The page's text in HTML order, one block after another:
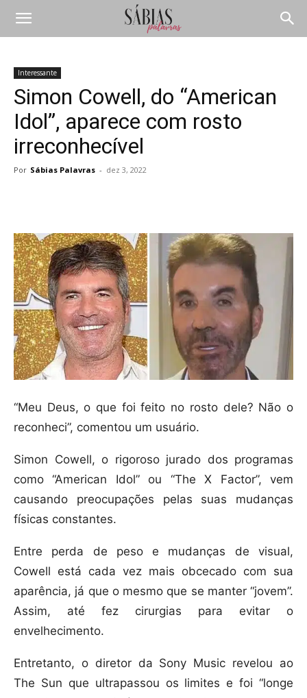
Interessante
Simon Cowell, do “American
Idol”, aparece com rosto
irreconhecível
Por Sábias Palavras - dez 3, 2022
“Meu Deus, o que foi feito no rosto dele? Não o
reconheci”, comentou um usuário.
Simon Cowell, o rigoroso jurado dos programas
como “American Idol” ou “The X Factor”, vem
causando preocupações pelas suas mudanças
físicas constantes.
Entre perda de peso e mudanças de visual,
Cowell está cada vez mais obcecado com sua
aparência, já que o mesmo que se manter “jovem”.
Assim, até fez cirurgias para evitar o
envelhecimento.
Entretanto, o diretor da Sony Music revelou ao
The Sun que ultrapassou os limites e foi “longe